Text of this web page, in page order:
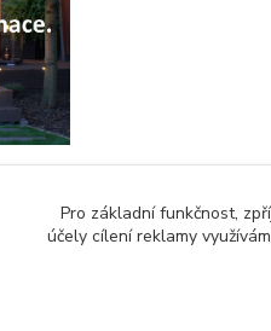
Pro základní funkčnost,
účely cílení reklamy